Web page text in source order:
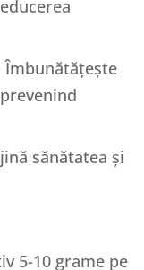
Îmbunătățește
sănătatea și
5-10 grame pe